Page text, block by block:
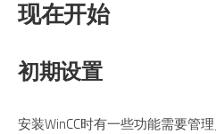
现在开始
初期设置
安装WinCC时有一些功能需要管